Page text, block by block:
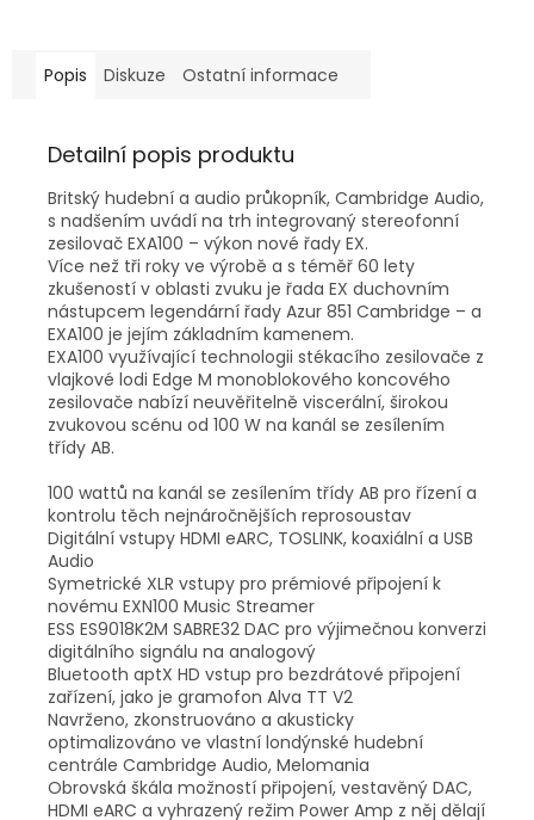
Popis Diskuze Ostatní informace
Detailní popis produktu
Britský hudební a audio průkopník, Cambridge Audio,
s nadšením uvádí na trh integrovaný stereofonní
zesilovač EXA100 – výkon nové řady EX.
Více než tři roky ve výrobě a s téměř 60 lety
zkušeností v oblasti zvuku je řada EX duchovním
nástupcem legendární řady Azur 851 Cambridge – a
EXA100 je jejím základním kamenem.
EXA100 využívající technologii stékacího zesilovače z
vlajkové lodi Edge M monoblokového koncového
zesilovače nabízí neuvěřitelně viscerální, širokou
zvukovou scénu od 100 W na kanál se zesílením
třídy AB.
100 wattů na kanál se zesílením třídy AB pro řízení a
kontrolu těch nejnáročnějších reprosoustav
Digitální vstupy HDMI eARC, TOSLINK, koaxiální a USB
Audio
Symetrické XLR vstupy pro prémiové připojení k
novému EXN100 Music Streamer
ESS ES9018K2M SABRE32 DAC pro výjimečnou konverzi
digitálního signálu na analogový
Bluetooth aptX HD vstup pro bezdrátové připojení
zařízení, jako je gramofon Alva TT V2
Navrženo, zkonstruováno a akusticky
optimalizováno ve vlastní londýnské hudební
centrále Cambridge Audio, Melomania
Obrovská škála možností připojení, vestavěný DAC,
HDMI eARC a vyhrazený režim Power Amp z něj dělají